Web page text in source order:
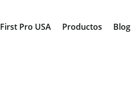
First Pro USA Productos Blog